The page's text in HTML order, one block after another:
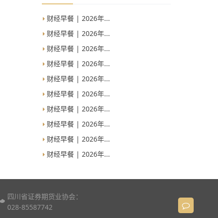
财经早餐 | 2026年...
财经早餐 | 2026年...
财经早餐 | 2026年...
财经早餐 | 2026年...
财经早餐 | 2026年...
财经早餐 | 2026年...
财经早餐 | 2026年...
财经早餐 | 2026年...
财经早餐 | 2026年...
财经早餐 | 2026年...
四川省证券期货业协会：
028-85587742